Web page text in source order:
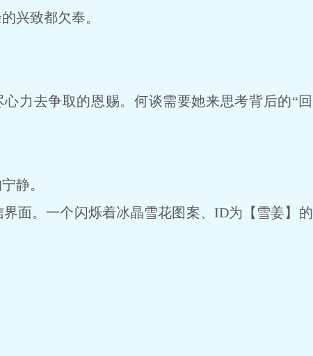
兴致都欠奉。
去争取的恩赐。何谈需要她来思考背后的“回
静。
。一个闪烁着冰晶雪花图案、ID为【雪姜】的